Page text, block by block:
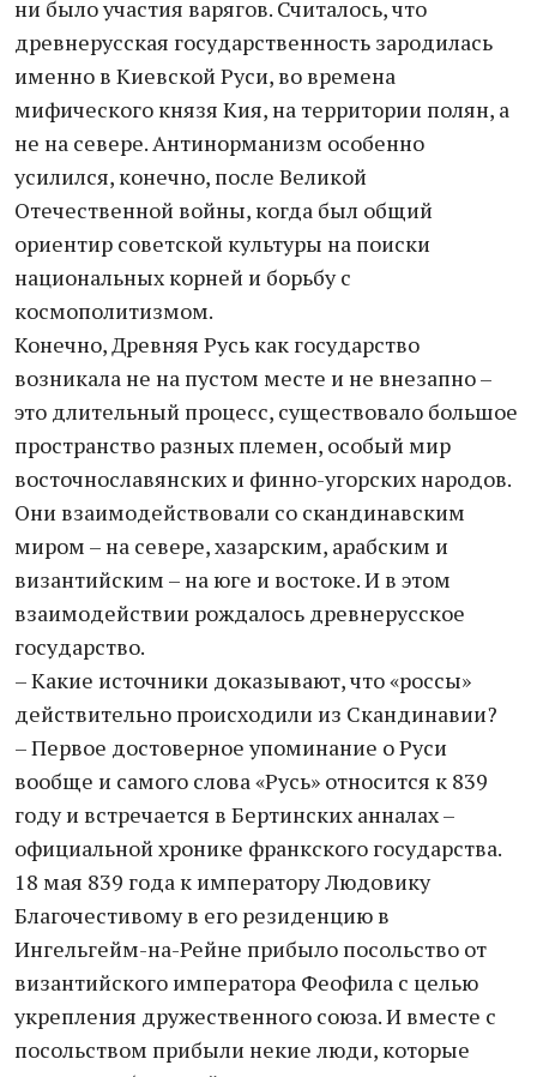
ни было участия варягов. Считалось, что
древнерусская государственность зародилась
именно в Киевской Руси, во времена
мифического князя Кия, на территории полян, а
не на севере. Антинорманизм особенно
усилился, конечно, после Великой
Отечественной войны, когда был общий
ориентир советской культуры на поиски
национальных корней и борьбу с
космополитизмом.
Конечно, Древняя Русь как государство
возникала не на пустом месте и не внезапно –
это длительный процесс, существовало большое
пространство разных племен, особый мир
восточнославянских и финно-угорских народов.
Они взаимодействовали со скандинавским
миром – на севере, хазарским, арабским и
византийским – на юге и востоке. И в этом
взаимодействии рождалось древнерусское
государство.
– Какие источники доказывают, что «россы»
действительно происходили из Скандинавии?
– Первое достоверное упоминание о Руси
вообще и самого слова «Русь» относится к 839
году и встречается в Бертинских анналах –
официальной хронике франкского государства.
18 мая 839 года к императору Людовику
Благочестивому в его резиденцию в
Ингельгейм-на-Рейне прибыло посольство от
византийского императора Феофила с целью
укрепления дружественного союза. И вместе с
посольством прибыли некие люди, которые